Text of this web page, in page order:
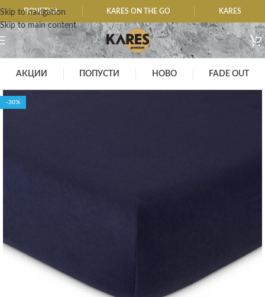
Skip to navigation
Skip to main content
ПОЧЕТНА KARES ON THE GO KARES
АКЦИИ ПОПУСТИ НОВО FADE OUT
-30%